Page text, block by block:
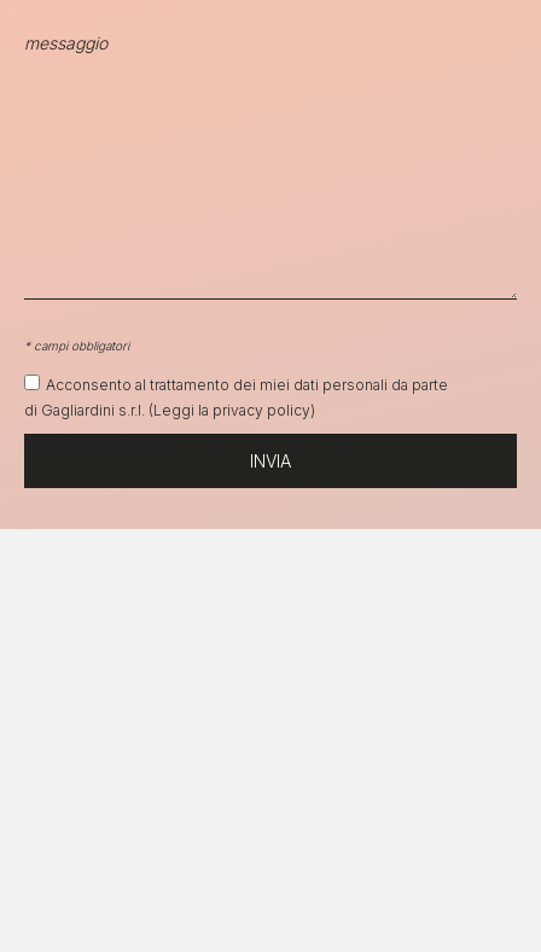
* campi obbligatori
Acconsento al trattamento dei miei dati personali da parte
di Gagliardini s.r.l. (Leggi la privacy policy)